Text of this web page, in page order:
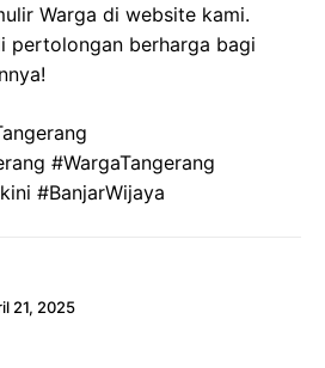
Warga di website kami.
pertolongan berharga bagi
#WargaTangerang
#BanjarWijaya
21, 2025